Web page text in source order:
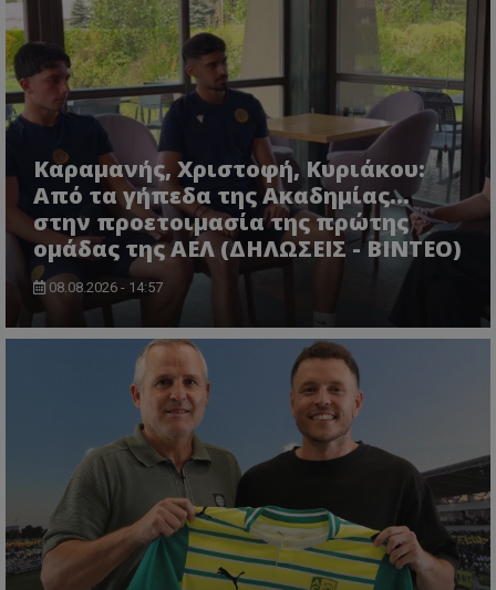
Καραμανής, Χριστοφή, Κυριάκου:
Από τα γήπεδα της Ακαδημίας...
στην προετοιμασία της πρώτης
ομάδας της ΑΕΛ (ΔΗΛΩΣΕΙΣ - ΒΙΝΤΕΟ)
08.08.2026 - 14:57